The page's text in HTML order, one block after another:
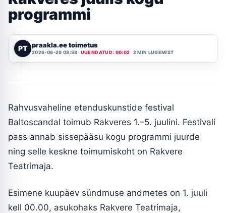
programmi
PT praakla.ee toimetus
2026-06-29 08:58 UUENDATUD: 00:02 2 MIN LUGEMIST
Rahvusvaheline etenduskunstide festival
Baltoscandal toimub Rakveres 1.–5. juulini. Festivali
pass annab sissepääsu kogu programmi juurde
ning selle keskne toimumiskoht on Rakvere
Teatrimaja.
Esimene kuupäev sündmuse andmetes on 1. juuli
kell 00.00, asukohaks Rakvere Teatrimaja,